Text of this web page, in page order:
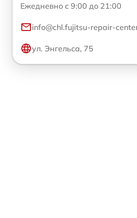
Ежедневно с 9:00 до 21:00
info@chl.fujitsu-repair-
ул. Энгельса, 75